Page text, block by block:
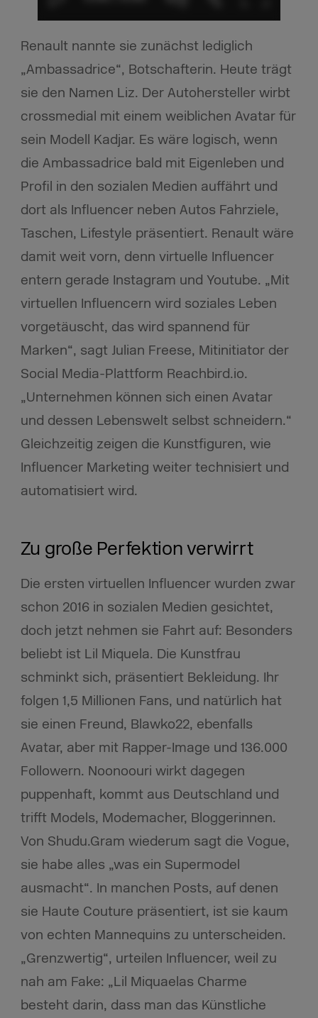
Renault nannte sie zunächst lediglich
„Ambassadrice“, Botschafterin. Heute trägt
sie den Namen Liz. Der Autohersteller wirbt
crossmedial mit einem weiblichen Avatar für
sein Modell Kadjar. Es wäre logisch, wenn
die Ambassadrice bald mit Eigenleben und
Profil in den sozialen Medien auffährt und
dort als Influencer neben Autos Fahrziele,
Taschen, Lifestyle präsentiert. Renault wäre
damit weit vorn, denn virtuelle Influencer
entern gerade Instagram und Youtube. „Mit
virtuellen Influencern wird soziales Leben
vorgetäuscht, das wird spannend für
Marken“, sagt Julian Freese, Mitinitiator der
Social Media-Plattform Reachbird.io.
„Unternehmen können sich einen Avatar
und dessen Lebenswelt selbst schneidern.“
Gleichzeitig zeigen die Kunstfiguren, wie
Influencer Marketing weiter technisiert und
automatisiert wird.
Zu große Perfektion verwirrt
Die ersten virtuellen Influencer wurden zwar
schon 2016 in sozialen Medien gesichtet,
doch jetzt nehmen sie Fahrt auf: Besonders
beliebt ist Lil Miquela. Die Kunstfrau
schminkt sich, präsentiert Bekleidung. Ihr
folgen 1,5 Millionen Fans, und natürlich hat
sie einen Freund, Blawko22, ebenfalls
Avatar, aber mit Rapper-Image und 136.000
Followern. Noonoouri wirkt dagegen
puppenhaft, kommt aus Deutschland und
trifft Models, Modemacher, Bloggerinnen.
Von Shudu.Gram wiederum sagt die Vogue,
sie habe alles „was ein Supermodel
ausmacht“. In manchen Posts, auf denen
sie Haute Couture präsentiert, ist sie kaum
von echten Mannequins zu unterscheiden.
„Grenzwertig“, urteilen Influencer, weil zu
nah am Fake: „Lil Miquaelas Charme
besteht darin, dass man das Künstliche